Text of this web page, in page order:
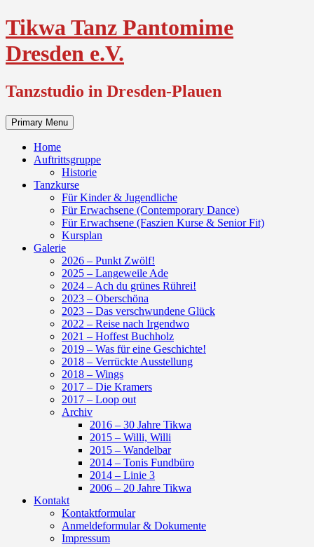
Skip
to
content
Tikwa Tanz Pantomime
Dresden e.V.
Tanzstudio in Dresden-Plauen
Primary Menu
Home
Auftrittsgruppe
Historie
Tanzkurse
Für Kinder & Jugendliche
Für Erwachsene (Contemporary Dance)
Für Erwachsene (Faszien Kurse & Senior Fit)
Kursplan
Galerie
2026 – Punkt Zwölf!
2025 – Langeweile Ade
2024 – Ach du grünes Rührei!
2023 – Oberschöna
2023 – Das verschwundene Glück
2022 – Reise nach Irgendwo
2021 – Hoffest Buchholz
2019 – Was für eine Geschichte!
2018 – Verrückte Ausstellung
2018 – Wings
2017 – Die Kramers
2017 – Loop out
Archiv
2016 – 30 Jahre Tikwa
2015 – Willi, Willi
2015 – Wandelbar
2014 – Tonis Fundbüro
2014 – Linie 3
2006 – 20 Jahre Tikwa
Kontakt
Kontaktformular
Anmeldeformular & Dokumente
Impressum